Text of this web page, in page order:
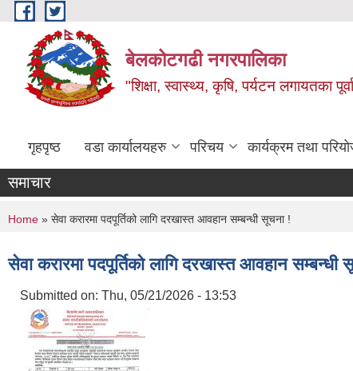
Skip to main content
बेलकोटगढी नगरपालिका
"शिक्षा, स्वास्थ्य, कृषि, पर्यटन लगायतका
गृहपृष्ठ वडा कार्यालयहरु परिचय कार्यक्रम तथा
समाचार
You are here
Home » सेवा करारमा पदपूर्तिको लागि दरखास्त आवहान सम्बन्धी सूचना !
सेवा करारमा पदपूर्तिको लागि दरखास्त आवहान सम्बन्धी
Submitted on: Thu, 05/21/2026 - 13:53